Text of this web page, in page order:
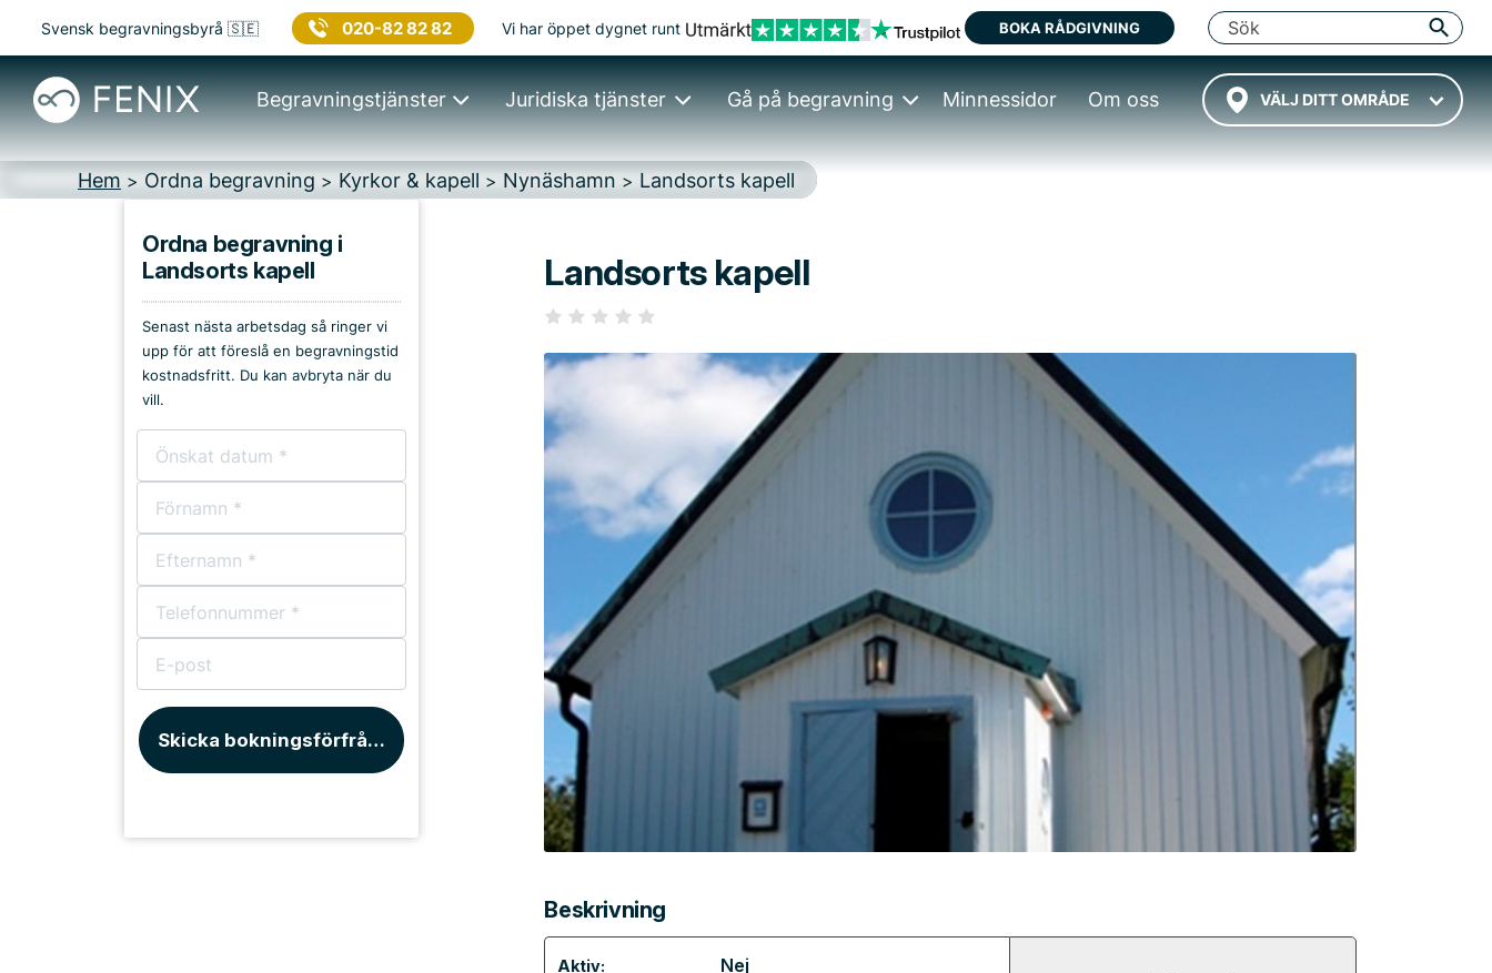
Svensk begravningsbyrå 🇸🇪 020-82 82 82 Vi har öppet dygnet runt BOKA RÅDGIVNING
VÄLJ DITT OMRÅDE
Begravningstjänster Juridiska tjänster Gå på begravning Minnessidor Om oss
Hem > Ordna begravning > Kyrkor & kapell > Nynäshamn > Landsorts kapell
Kyrkor & kapell
Begravningsplatser
Församlingshem
Bårhus
Ordna begravning i
Landsorts kapell
Senast nästa arbetsdag så ringer vi
upp för att föreslå en begravningstid
kostnadsfritt. Du kan avbryta när du
vill.
Skicka bokningsförfrågan
Landsorts kapell
Beskrivning
Aktiv: Nej